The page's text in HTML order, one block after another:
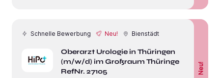
Schnelle Bewerbung Neu! Bienstädt
Oberarzt Urologie in Thüringen
(m/w/d) im Großraum Thüringen -
RefNr. 27105
Neu!